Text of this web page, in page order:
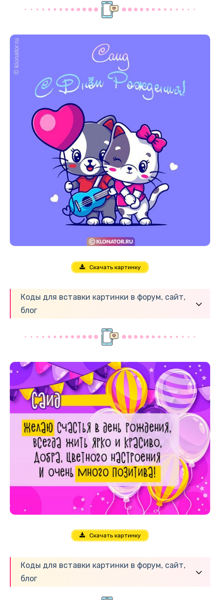
Скачать картинку
Коды для вставки картинки в форум, сайт,
блог
Скачать картинку
Коды для вставки картинки в форум, сайт,
блог